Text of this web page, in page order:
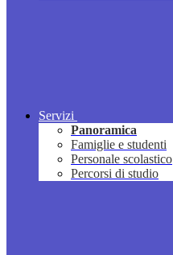
Servizi
Panoramica
Famiglie e studenti
Personale scolastico
Percorsi di studio